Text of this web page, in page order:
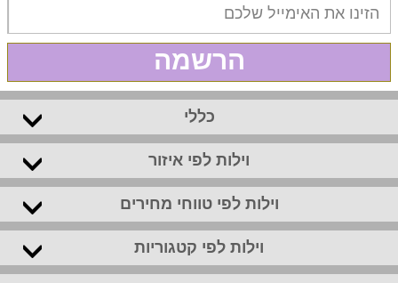
הרשמה
כללי
וילות לפי איזור
וילות לפי טווחי מחירים
וילות לפי קטגוריות